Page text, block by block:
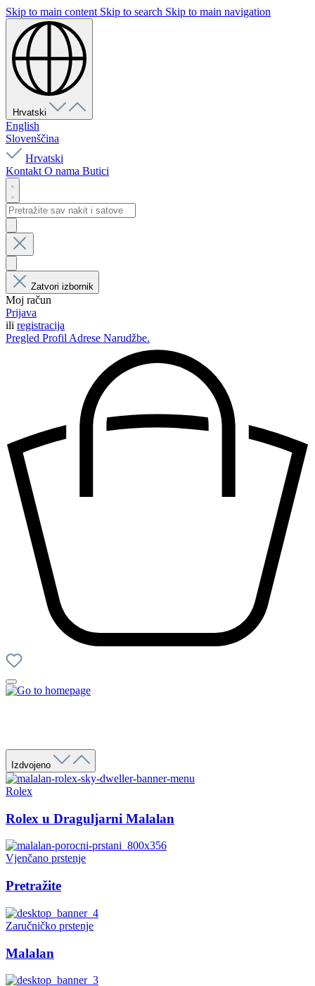
Skip to main content Skip to search Skip to main navigation
Hrvatski
English
Slovenščina
Hrvatski
Kontakt O nama Butici
Zatvori izbornik
Moj račun
Prijava
ili registracija
Pregled Profil Adrese Narudžbe.
Izdvojeno
Rolex
Rolex u Draguljarni Malalan
Vjenčano prstenje
Pretražite
Zaručničko prstenje
Malalan